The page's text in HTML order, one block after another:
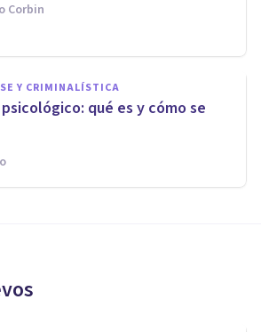
Corbin
Y CRIMINALÍSTICA
qué es y cómo se